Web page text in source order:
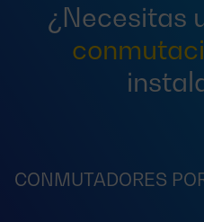
¿Necesitas
CONMUTADORES